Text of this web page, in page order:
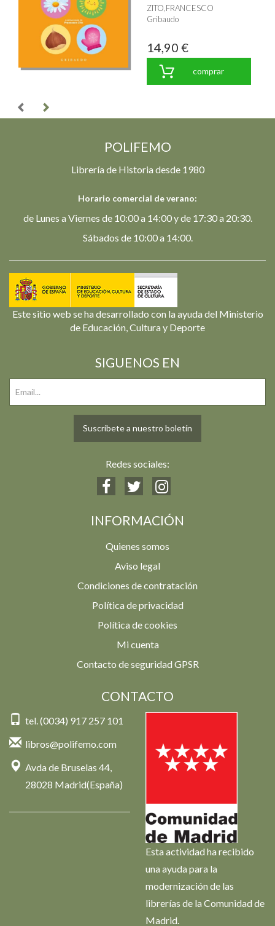
ZITO,FRANCESCO
Gribaudo
14,90 €
comprar
POLIFEMO
Librería de Historia desde 1980
Horario comercial de verano:
de Lunes a Viernes de 10:00 a 14:00 y de 17:30 a 20:30.
Sábados de 10:00 a 14:00.
Este sitio web se ha desarrollado con la ayuda del Ministerio
de Educación, Cultura y Deporte
SIGUENOS EN
Suscríbete a nuestro boletín
Redes sociales:
INFORMACIÓN
Quienes somos
Aviso legal
Condiciones de contratación
Política de privacidad
Política de cookies
Mi cuenta
Contacto de seguridad GPSR
CONTACTO
tel. (0034) 917 257 101
libros@polifemo.com
Avda de Bruselas 44,
28028 Madrid(España)
Esta actividad ha recibido
una ayuda para la
modernización de las
librerías de la Comunidad de
Madrid.